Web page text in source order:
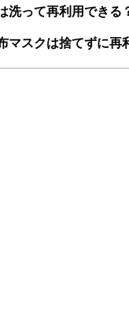
心に「お金や暮らし」に関
成され、企画立案から記事
洗って再利用できる
マスクは捨てずに再